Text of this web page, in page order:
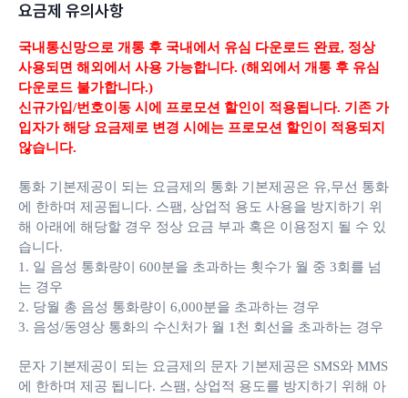
요금제 유의사항
국내통신망으로 개통 후 국내에서 유심 다운로드 완료, 정상
사용되면 해외에서 사용 가능합니다. (해외에서 개통 후 유심
다운로드 불가합니다.)
신규가입/번호이동 시에 프로모션 할인이 적용됩니다. 기존 가
입자가 해당 요금제로 변경 시에는 프로모션 할인이 적용되지
않습니다.
통화 기본제공이 되는 요금제의 통화 기본제공은 유,무선 통화
에 한하며 제공됩니다. 스팸, 상업적 용도 사용을 방지하기 위
해 아래에 해당할 경우 정상 요금 부과 혹은 이용정지 될 수 있
습니다.
1. 일 음성 통화량이 600분을 초과하는 횟수가 월 중 3회를 넘
는 경우
2. 당월 총 음성 통화량이 6,000분을 초과하는 경우
3. 음성/동영상 통화의 수신처가 월 1천 회선을 초과하는 경우
문자 기본제공이 되는 요금제의 문자 기본제공은 SMS와 MMS
에 한하며 제공 됩니다. 스팸, 상업적 용도를 방지하기 위해 아